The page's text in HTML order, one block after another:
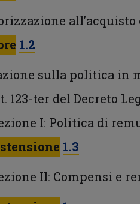
1.2
sulla politica in
123-ter del Decreto
I: Politica di
1.3
II: Compensi e